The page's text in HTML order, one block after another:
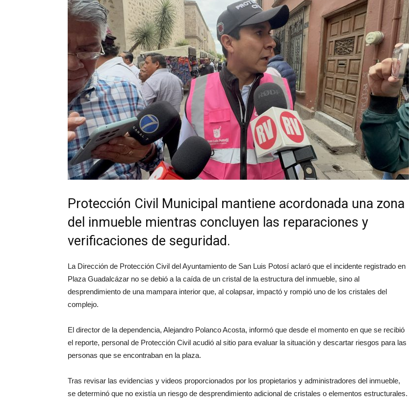
Protección Civil Municipal mantiene acordonada una zona
del inmueble mientras concluyen las reparaciones y
verificaciones de seguridad.
La Dirección de Protección Civil del Ayuntamiento de San Luis Potosí aclaró que el incidente registrado en
Plaza Guadalcázar no se debió a la caída de un cristal de la estructura del inmueble, sino al
desprendimiento de una mampara interior que, al colapsar, impactó y rompió uno de los cristales del
complejo.
El director de la dependencia, Alejandro Polanco Acosta, informó que desde el momento en que se recibió
el reporte, personal de Protección Civil acudió al sitio para evaluar la situación y descartar riesgos para las
personas que se encontraban en la plaza.
Tras revisar las evidencias y videos proporcionados por los propietarios y administradores del inmueble,
se determinó que no existía un riesgo de desprendimiento adicional de cristales o elementos estructurales.